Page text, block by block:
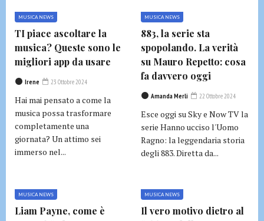
MUSICA NEWS
TI piace ascoltare la
musica? Queste sono le
migliori app da usare
Irene 23 Ottobre 2024
Hai mai pensato a come la
musica possa trasformare
completamente una
giornata? Un attimo sei
immerso nel...
MUSICA NEWS
883, la serie sta
spopolando. La verità
su Mauro Repetto: cosa
fa davvero oggi
Amanda Merli 22 Ottobre 2024
Esce oggi su Sky e Now TV la
serie Hanno ucciso l'Uomo
Ragno: la leggendaria storia
degli 883. Diretta da...
MUSICA NEWS
Liam Payne, come è
MUSICA NEWS
Il vero motivo dietro al